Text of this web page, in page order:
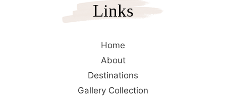
Links
Home
About
Destinations
Gallery Collection